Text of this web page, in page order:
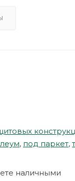
, под паркет,
наличными